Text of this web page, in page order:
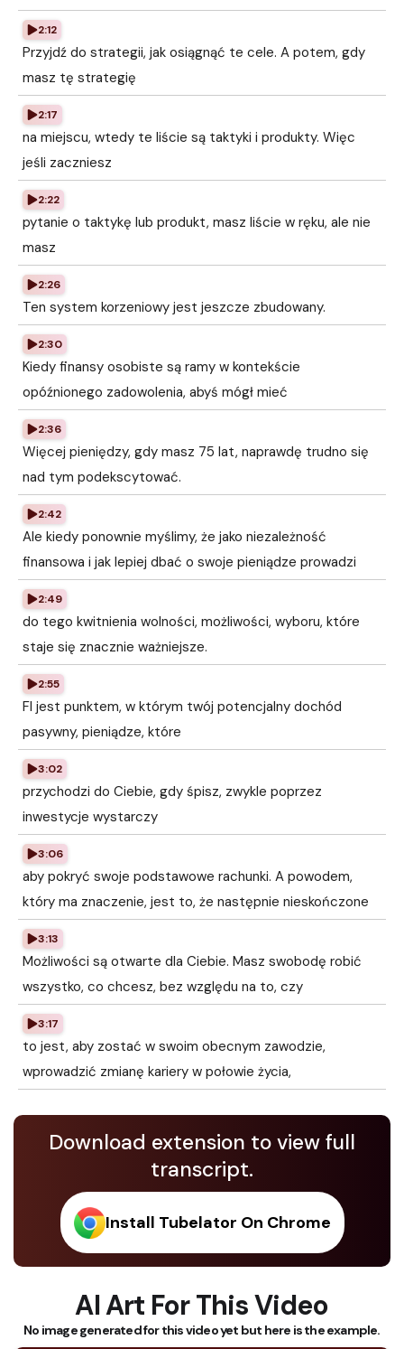
2:12
Przyjdź do strategii, jak osiągnąć te cele. A potem, gdy
masz tę strategię
2:17
na miejscu, wtedy te liście są taktyki i produkty. Więc
jeśli zaczniesz
2:22
pytanie o taktykę lub produkt, masz liście w ręku, ale nie
masz
2:26
Ten system korzeniowy jest jeszcze zbudowany.
2:30
Kiedy finansy osobiste są ramy w kontekście
opóźnionego zadowolenia, abyś mógł mieć
2:36
Więcej pieniędzy, gdy masz 75 lat, naprawdę trudno się
nad tym podekscytować.
2:42
Ale kiedy ponownie myślimy, że jako niezależność
finansowa i jak lepiej dbać o swoje pieniądze prowadzi
2:49
do tego kwitnienia wolności, możliwości, wyboru, które
staje się znacznie ważniejsze.
2:55
FI jest punktem, w którym twój potencjalny dochód
pasywny, pieniądze, które
3:02
przychodzi do Ciebie, gdy śpisz, zwykle poprzez
inwestycje wystarczy
3:06
aby pokryć swoje podstawowe rachunki. A powodem,
który ma znaczenie, jest to, że następnie nieskończone
3:13
Możliwości są otwarte dla Ciebie. Masz swobodę robić
wszystko, co chcesz, bez względu na to, czy
3:17
to jest, aby zostać w swoim obecnym zawodzie,
wprowadzić zmianę kariery w połowie życia,
Download extension to view full
transcript.
Install Tubelator On Chrome
AI Art For This Video
No image generated for this video yet but here is the example.